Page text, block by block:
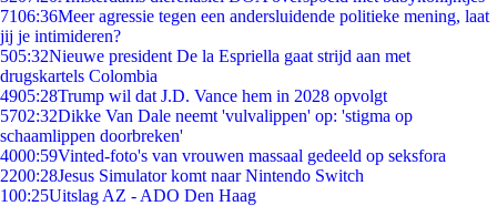
7106:36Meer agressie tegen een andersluidende politieke mening, laat
jij je intimideren?
505:32Nieuwe president De la Espriella gaat strijd aan met
drugskartels Colombia
4905:28Trump wil dat J.D. Vance hem in 2028 opvolgt
5702:32Dikke Van Dale neemt 'vulvalippen' op: 'stigma op
schaamlippen doorbreken'
4000:59Vinted-foto's van vrouwen massaal gedeeld op seksfora
2200:28Jesus Simulator komt naar Nintendo Switch
100:25Uitslag AZ - ADO Den Haag